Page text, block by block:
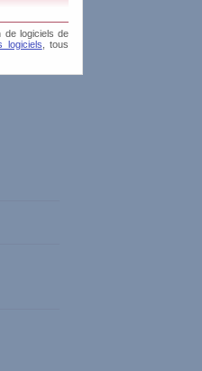
de logiciels de
logiciels , tous